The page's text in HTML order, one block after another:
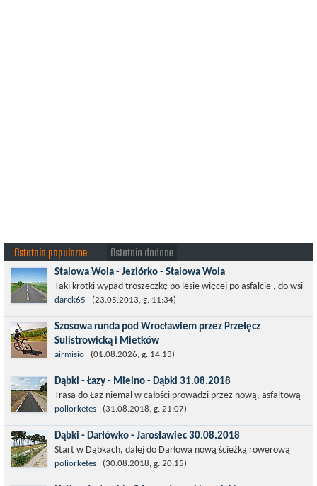
Ostatnio popularne Ostatnio dodane
Stalowa Wola - Jeziórko - Stalowa Wola
Taki krotki wypad troszeczkę po lesie więcej po asfalcie , do wsi
której już nie ma , kopalni siarki również nie ma , a ci co
pamiętają okres...
darek65 (23.05.2013, g. 11:34)
Szosowa runda pod Wrocławiem przez Przełęcz
Sulistrowicką i Mietków
Łatwa, szosowa runda pod Wrocławiem, raczej płaska z jednym
małym podjazdem na Przełęcz Sulistrowicką od strony Olesznej.
To trasa idealna na...
airmisio (01.08.2026, g. 14:13)
Dąbki - Łazy - Mielno - Dąbki 31.08.2018
Trasa do Łaz niemal w całości prowadzi przez nową, asfaltową
ścieżkę rowerową (od Dąbek do Iwięcina wzdłuż drogi 203).
Niestety jest to trasa nie...
poliorketes (31.08.2018, g. 21:07)
Dąbki - Darłówko - Jarosławiec 30.08.2018
Start w Dąbkach, dalej do Darłowa nową ścieżką rowerową
(niekiedy pieszo-rowerową), gdzie na pierwszym rondzie zjazd
w stronę Darłówka Zachodniego....
poliorketes (30.08.2018, g. 20:15)